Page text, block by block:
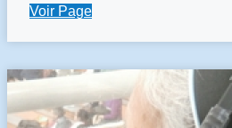
Voir Page